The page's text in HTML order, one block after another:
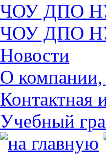
ЧОУ ДПО
ЧОУ ДПО
Новости
О
Контактная
Учебный